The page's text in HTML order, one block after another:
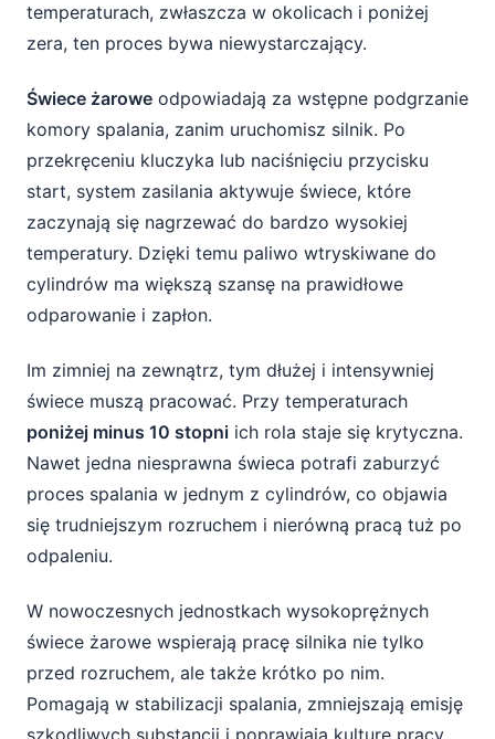
temperaturach, zwłaszcza w okolicach i poniżej
zera, ten proces bywa niewystarczający.
Świece żarowe odpowiadają za wstępne podgrzanie
komory spalania, zanim uruchomisz silnik. Po
przekręceniu kluczyka lub naciśnięciu przycisku
start, system zasilania aktywuje świece, które
zaczynają się nagrzewać do bardzo wysokiej
temperatury. Dzięki temu paliwo wtryskiwane do
cylindrów ma większą szansę na prawidłowe
odparowanie i zapłon.
Im zimniej na zewnątrz, tym dłużej i intensywniej
świece muszą pracować. Przy temperaturach
poniżej minus 10 stopni ich rola staje się krytyczna.
Nawet jedna niesprawna świeca potrafi zaburzyć
proces spalania w jednym z cylindrów, co objawia
się trudniejszym rozruchem i nierówną pracą tuż po
odpaleniu.
W nowoczesnych jednostkach wysokoprężnych
świece żarowe wspierają pracę silnika nie tylko
przed rozruchem, ale także krótko po nim.
Pomagają w stabilizacji spalania, zmniejszają emisję
szkodliwych substancji i poprawiają kulturę pracy